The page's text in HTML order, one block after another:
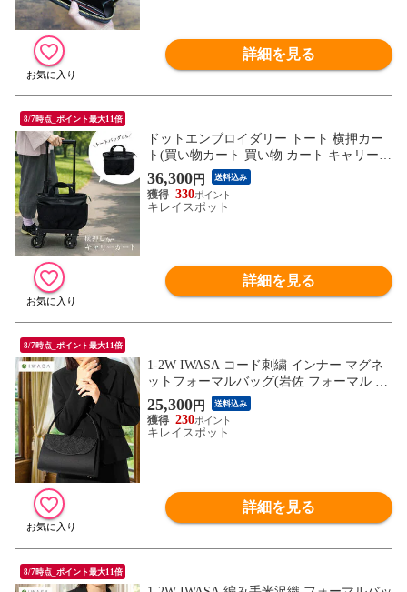
詳細を見る
8/7時点_ポイント最大11倍
ドットエンブロイダリー トート 横押カー
ト(買い物カート 買い物 カート キャリー
バッグ キャリーカート キャリーバッグ)
36,300円 送料込み
330
キレイスポット
詳細を見る
8/7時点_ポイント最大11倍
1-2W IWASA コード刺繍 インナー マグネ
ットフォーマルバッグ(岩佐 フォーマル レ
ディース バッグ 黒 葬儀 慶弔両用 葬式)
25,300円 送料込み
230
キレイスポット
詳細を見る
8/7時点_ポイント最大11倍